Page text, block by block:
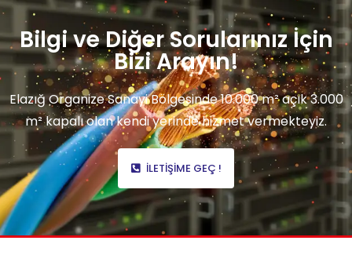
Bilgi ve Diğer Sorularınız İçin
Bizi Arayın!
Elazığ Organize Sanayi Bölgesinde 10.000 m² açık 3.000
m² kapalı olan kendi yerinde hizmet vermekteyiz.
İLETIŞIME GEÇ !